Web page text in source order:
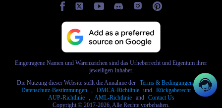
Eingetragene Namen und Warenzeichen sind das Urheberrecht und Eigentum ihrer
jeweiligen Inhaber.
Die Nutzung dieser Website stellt die Annahme der Terms & Bedingungen und
Datenschutz-Bestimmungen
, DMCA-Richtlinie und Rückgaberecht und
AUP-Richtlinie
, AML-Richtlinie and Contact Us
Copyright © 2017-2026, Alle Rechte vorbehalten.